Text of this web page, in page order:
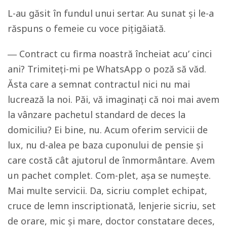
L-au găsit în fundul unui sertar. Au sunat și le-a
răspuns o femeie cu voce pițigăiată.
― Contract cu firma noastră încheiat acu’ cinci
ani? Trimiteți-mi pe WhatsApp o poză să văd.
Ăsta care a semnat contractul nici nu mai
lucrează la noi. Păi, vă imaginați că noi mai avem
la vânzare pachetul standard de deces la
domiciliu? Ei bine, nu. Acum oferim servicii de
lux, nu d-alea pe baza cuponului de pensie și
care costă cât ajutorul de înmormântare. Avem
un pachet complet. Com-plet, așa se numește.
Mai multe servicii. Da, sicriu complet echipat,
cruce de lemn inscriptionată, lenjerie sicriu, set
de orare, mic și mare, doctor constatare deces,